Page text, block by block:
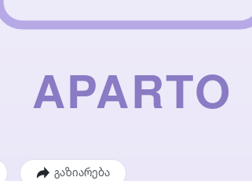
გაზიარება